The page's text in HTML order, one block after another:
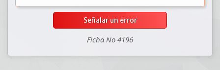
Señalar un error
Ficha No 4196